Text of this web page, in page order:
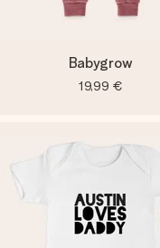
Babygrow
19,99 €